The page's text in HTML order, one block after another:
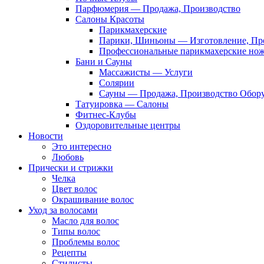
Парфюмерия — Продажа, Производство
Салоны Красоты
Парикмахерские
Парики, Шиньоны — Изготовление,
Профессиональные парикмахерские
Бани и Сауны
Массажисты — Услуги
Солярии
Сауны — Продажа, Производство
Татуировка — Салоны
Фитнес-Клубы
Оздоровительные центры
Новости
Это интересно
Любовь
Прически и стрижки
Челка
Цвет волос
Окрашивание волос
Уход за волосами
Масло для волос
Типы волос
Проблемы волос
Рецепты